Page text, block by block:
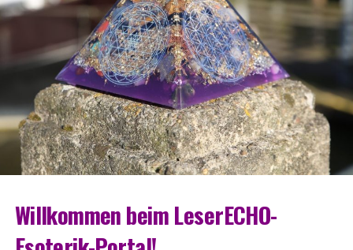
Will­kom­men beim LeserECHO-